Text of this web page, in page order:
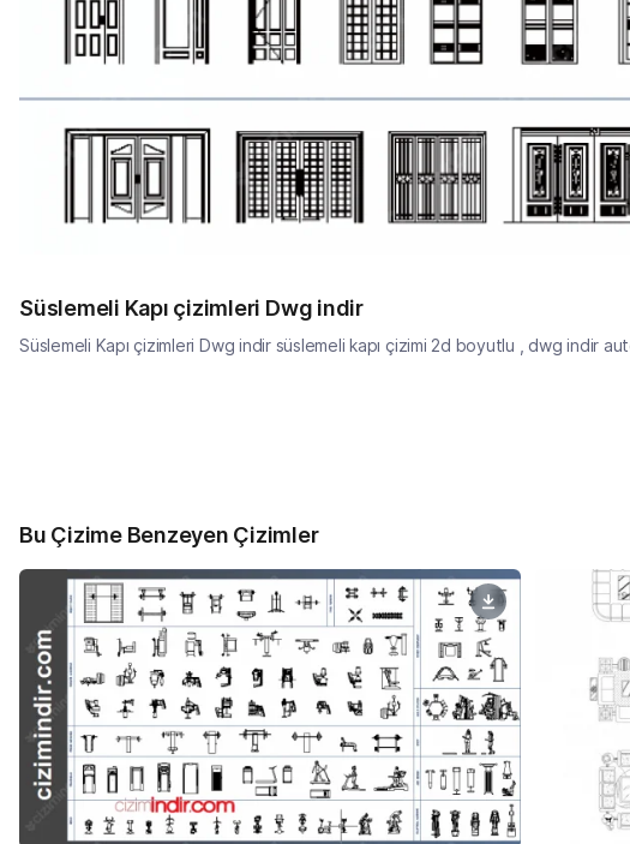
Süslemeli Kapı çizimleri Dwg indir
Süslemeli Kapı çizimleri Dwg indir süslemeli kapı çizimi 2d boyutlu , dwg indir
Bu Çizime Benzeyen Çizimler